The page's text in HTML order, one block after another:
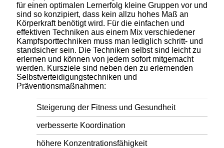
für einen optimalen Lernerfolg kleine Gruppen vor und
sind so konzipiert, dass kein allzu hohes Maß an
Körperkraft benötigt wird. Für die einfachen und
effektiven Techniken aus einem Mix verschiedener
Kampfsporttechniken muss man lediglich schritt- und
standsicher sein. Die Techniken selbst sind leicht zu
erlernen und können von jedem sofort mitgemacht
werden. Kursziele sind neben den zu erlernenden
Selbstverteidigungstechniken und
Präventionsmaßnahmen:
Steigerung der Fitness und Gesundheit
verbesserte Koordination
höhere Konzentrationsfähigkeit